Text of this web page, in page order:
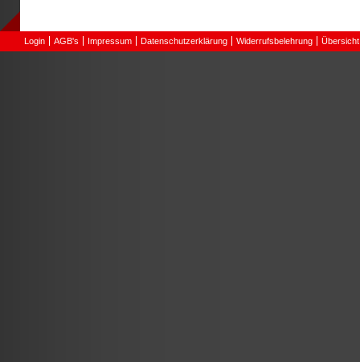
Login AGB's Impressum Datenschutzerklärung Widerrufsbelehrung